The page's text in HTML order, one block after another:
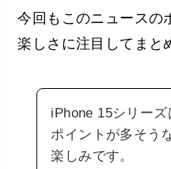
今回もこのニュースの
楽しさに注目してまと
iPhone 15シリー
ポイントが多そう
楽しみです。